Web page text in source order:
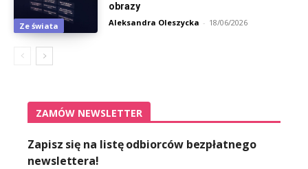
Ze świata
obrazy
Aleksandra Oleszycka - 18/06/2026
ZAMÓW NEWSLETTER
Zapisz się na listę odbiorców bezpłatnego
newslettera!